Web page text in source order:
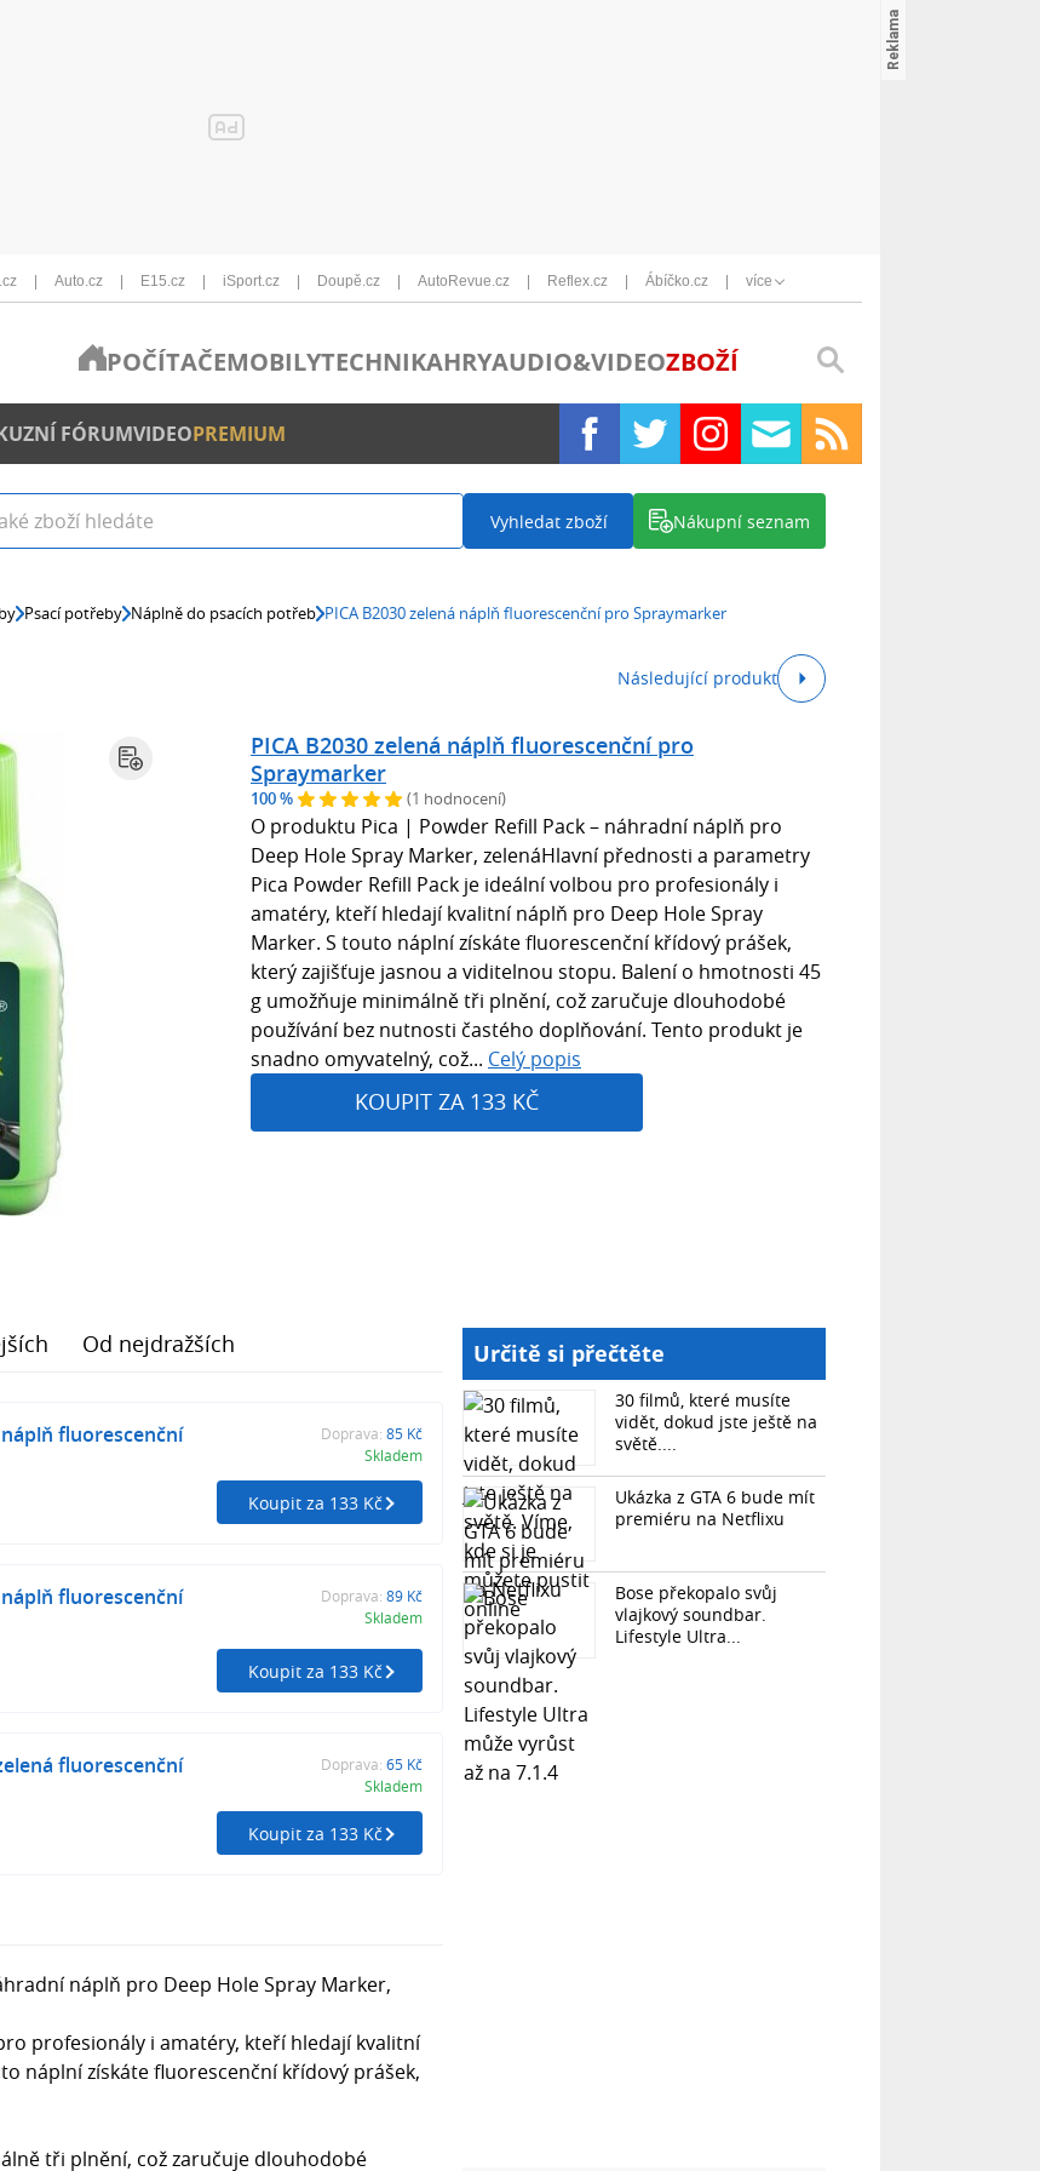
Auto.cz E15.cz iSport.cz Doupě.cz AutoRevue.cz Reflex.cz Ábíčko.cz více
POČÍTAČEMOBILYTECHNIKAHRYAUDIO&VIDEOZBOŽÍ
FÓRUMVIDEOPREMIUM
Vyhledat zboží Nákupní seznam
Psací potřeby Náplně do psacích potřeb PICA B2030 zelená náplň fluorescenční pro Spraymarker
Následující produkt
PICA B2030 zelená náplň fluorescenční pro
Spraymarker
100 % (1 hodnocení)
O produktu Pica | Powder Refill Pack – náhradní náplň pro
Deep Hole Spray Marker, zelenáHlavní přednosti a parametry
Pica Powder Refill Pack je ideální volbou pro profesionály i
amatéry, kteří hledají kvalitní náplň pro Deep Hole Spray
Marker. S touto náplní získáte fluorescenční křídový prášek,
který zajišťuje jasnou a viditelnou stopu. Balení o hmotnosti 45
g umožňuje minimálně tři plnění, což zaručuje dlouhodobé
používání bez nutnosti častého doplňování. Tento produkt je
snadno omyvatelný, což... Celý popis
KOUPIT ZA 133 KČ
Od nejdražších
náplň fluorescenční
Doprava: 85 Kč
Skladem
Koupit za 133 Kč
náplň fluorescenční
Doprava: 89 Kč
Skladem
Koupit za 133 Kč
fluorescenční
Doprava: 65 Kč
Skladem
Koupit za 133 Kč
náplň pro Deep Hole Spray Marker,
profesionály i amatéry, kteří hledají kvalitní
náplní získáte fluorescenční křídový prášek,
tři plnění, což zaručuje dlouhodobé
Určitě si přečtěte
30 filmů, které musíte
vidět, dokud jste ještě na
světě....
Ukázka z GTA 6 bude mít
premiéru na Netflixu
Bose překopalo svůj
vlajkový soundbar.
Lifestyle Ultra...